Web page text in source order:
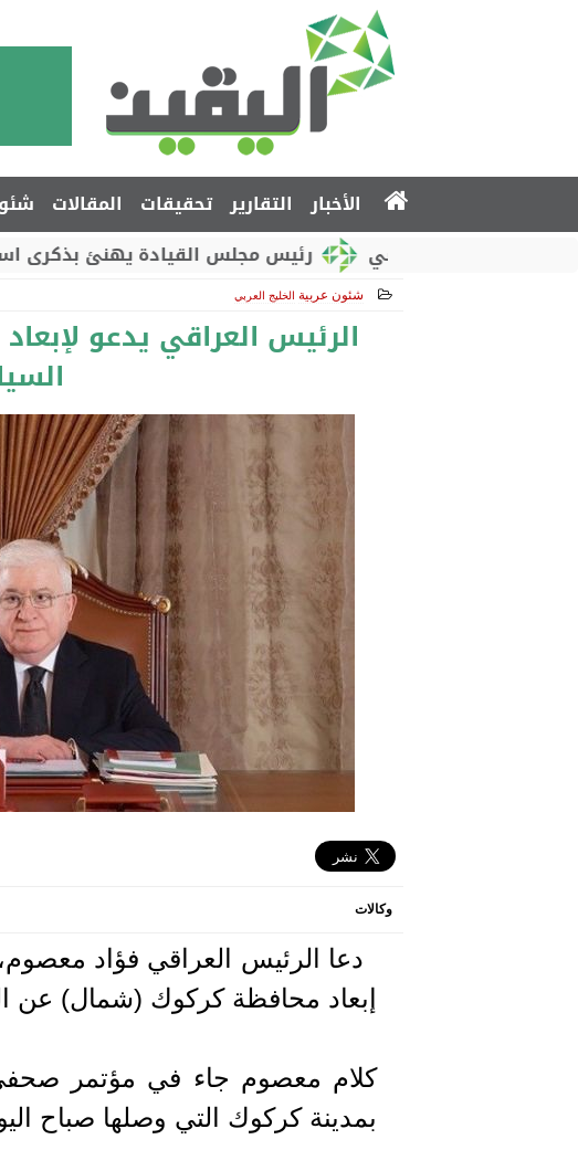
الأخبار التقارير تحقيقات المقالات
رئيس مجلس القيادة يهنئ بذكرى استقلال
شئون عربية الخليج العربي
الرئيس العراقي يدعو
وكالات
إبعاد محافظة كركوك (شمال) عن
كلام معصوم جاء في مؤتمر
بمدينة كركوك التي وصلها صباح